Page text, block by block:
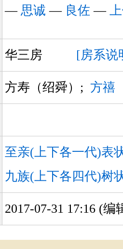
— 思诚 — 良佐 —
华三房 [房系说
方寿（绍舜）; 方禧
至亲(上下各一代)表
九族(上下各四代)树
2017-07-31 17:16 (编